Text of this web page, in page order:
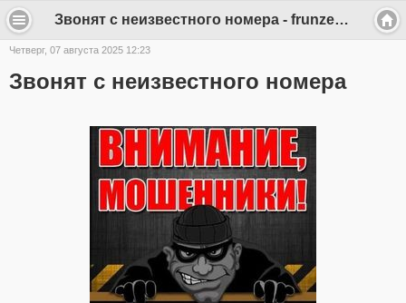
Звонят с неизвестного номера - frunze-sp
Четверг, 07 августа 2025 12:23
Звонят с неизвестного номера